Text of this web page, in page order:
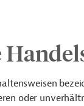
oder